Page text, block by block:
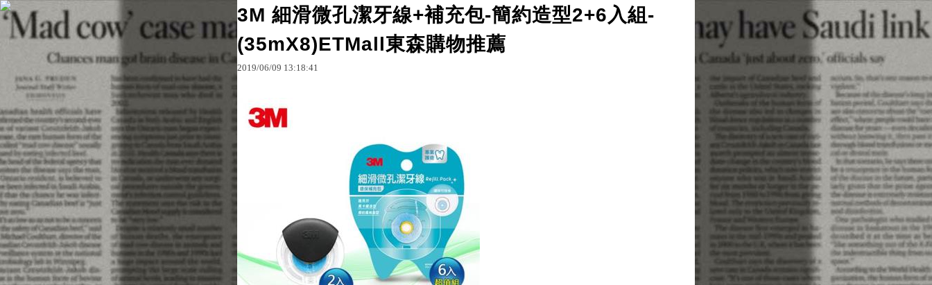
原文網址：http://blog.udn.com/rxnh7dl17h/127301740
3M 細滑微孔潔牙線+補充包-簡約造型2+6入組-
(35mX8)ETMall東森購物推薦
2019/06/09 13:18:41